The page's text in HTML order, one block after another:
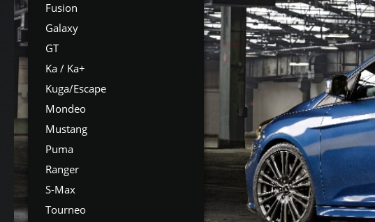
Fusion
Galaxy
GT
Ka / Ka+
Kuga/Escape
Mondeo
Mustang
Puma
Ranger
S-Max
Tourneo